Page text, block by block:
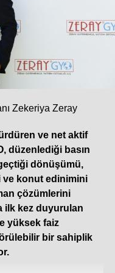
etkileriyle
çıkması ve yaz
talebi önemli
bandına yaklaşan
talebin de etkisiyle bu
ivmesi yakaladı.
dalgasının etkisiyle
bir büyüme
klasik sezonluk
üretim modelimiz,
ağımızla, artan bu
vermeye devam
değiştirdi? Veri
analiz, karar alma
Zekeriya Zeray
ve net aktif
düzenlediği basın
dönüşümü,
konut edinimini
çözümlerini
ilk kez duyurulan
yüksek faiz
bir sahiplik